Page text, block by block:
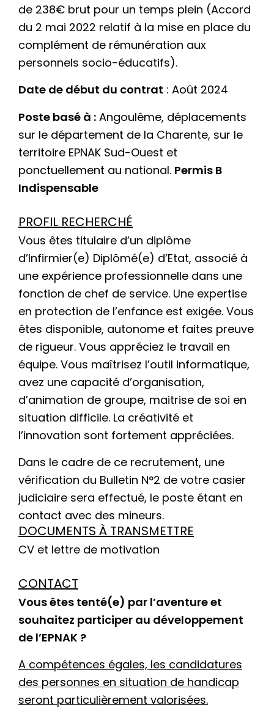
de 238€ brut pour un temps plein (Accord
du 2 mai 2022 relatif à la mise en place du
complément de rémunération aux
personnels socio-éducatifs).
Date de début du contrat : Août 2024
Poste basé à : Angoulême, déplacements
sur le département de la Charente, sur le
territoire EPNAK Sud-Ouest et
ponctuellement au national. Permis B
Indispensable
PROFIL RECHERCHÉ
Vous êtes titulaire d’un diplôme
d’Infirmier(e) Diplômé(e) d’Etat, associé à
une expérience professionnelle dans une
fonction de chef de service. Une expertise
en protection de l’enfance est exigée. Vous
êtes disponible, autonome et faites preuve
de rigueur. Vous appréciez le travail en
équipe. Vous maîtrisez l’outil informatique,
avez une capacité d’organisation,
d’animation de groupe, maitrise de soi en
situation difficile. La créativité et
l’innovation sont fortement appréciées.
Dans le cadre de ce recrutement, une
vérification du Bulletin N°2 de votre casier
judiciaire sera effectué, le poste étant en
contact avec des mineurs.
DOCUMENTS À TRANSMETTRE
CV et lettre de motivation
CONTACT
Vous êtes tenté(e) par l’aventure et
souhaitez participer au développement
de l’EPNAK ?
A compétences égales, les candidatures
des personnes en situation de handicap
seront particulièrement valorisées.